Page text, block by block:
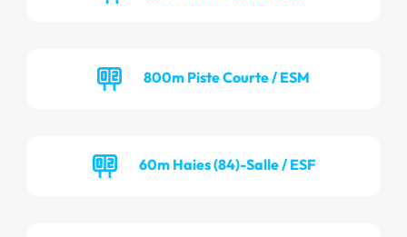
800m Piste Courte / ESM
60m Haies (84)-Salle / ESF